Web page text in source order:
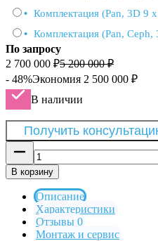
• Комплектация (Pan, 3D 9
• Комплектация (Pan,
По запросу
2 700 000 ₽5 200 000 ₽
- 48%Экономия 2 500 000 ₽
В наличии
Получить
В корзину
Описание
Характеристики
Отзывы 0
Монтаж и сервис